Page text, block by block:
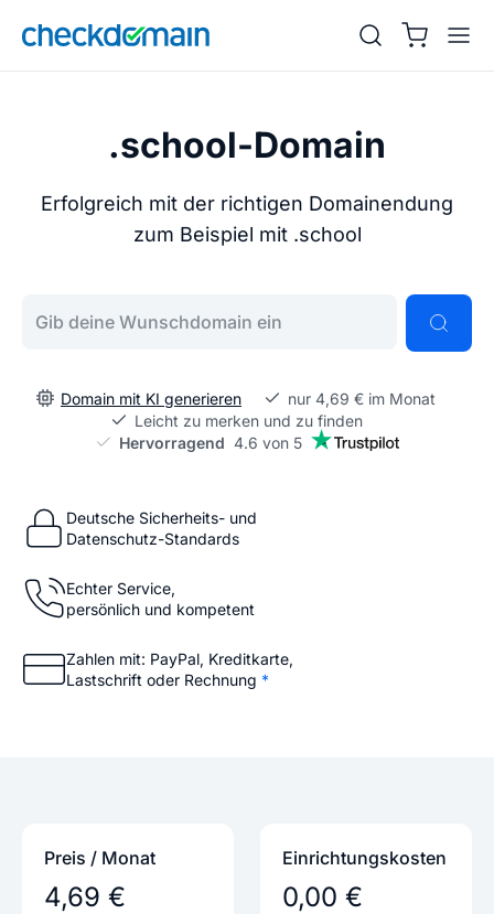
.school-Domain
Erfolgreich mit der richtigen Domainendung
zum Beispiel mit .school
Domain mit KI generieren
nur 4,69 € im Monat
Leicht zu merken und zu finden
Hervorragend 4.6 von 5
Deutsche Sicherheits- und
Datenschutz-Standards
Echter Service,
persönlich und kompetent
Zahlen mit: PayPal, Kreditkarte,
Lastschrift oder Rechnung *
Preis / Monat
4,69 €
Einrichtungs­kosten
0,00 €